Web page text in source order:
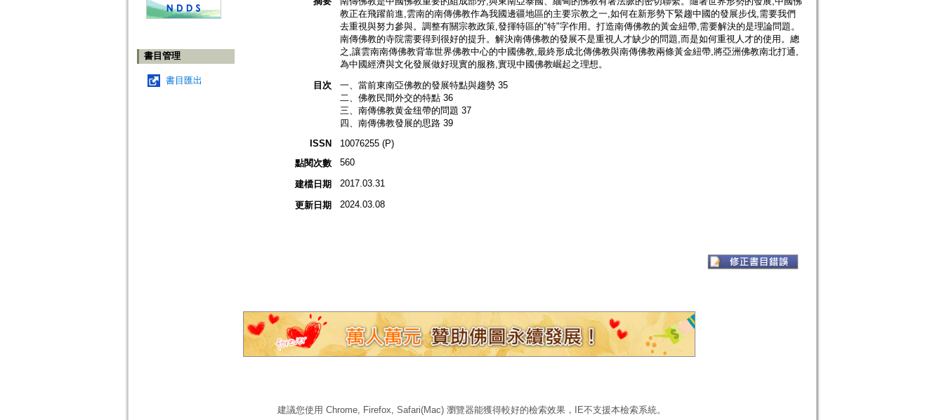
書目管理
書目匯出
教正在飛躍前進,雲南的南傳佛教作為我國邊疆地區的主要宗教之一,如何在新形勢下緊趨中國的發展步伐,需要我們
去重視與努力參與。調整有關宗教政策,發揮特區的"特"字作用。打造南傳佛教的黃金紐帶,需要解決的是理論問題。
南傳佛教的寺院需要得到很好的提升。解決南傳佛教的發展不是重視人才缺少的問題,而是如何重視人才的使用。總
之,讓雲南南傳佛教背靠世界佛教中心的中國佛教,最終形成北傳佛教與南傳佛教兩條黃金紐帶,將亞洲佛教南北打通,
為中國經濟與文化發展做好現實的服務,實現中國佛教崛起之理想。
目次
一、當前東南亞佛教的發展特點與趨勢 35
二、佛教民間外交的特點 36
三、南傳佛教黄金纽帶的問題 37
四、南傳佛教發展的思路 39
ISSN
10076255 (P)
點閱次數
560
建檔日期 2017.03.31
更新日期 2024.03.08
建議您使用 Chrome, Firefox, Safari(Mac) 瀏覽器能獲得較好的檢索效果，IE不支援本檢索系統。